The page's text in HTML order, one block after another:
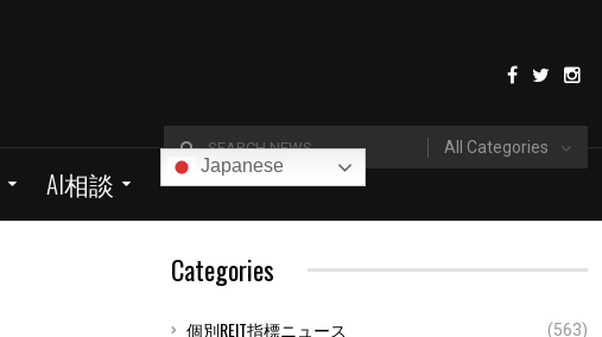
All Categories
AI相談 Japanese
Categories
個別REIT指標ニュース (563)